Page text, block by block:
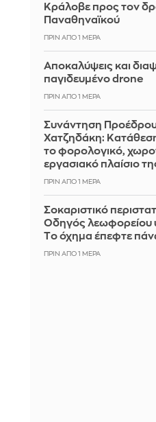
Κράλοβε προς τον
Παναθηναϊκού
ΠΡΙΝ ΑΠΌ 1 ΜΈΡΑ
Αποκαλύψεις και
παγιδευμένο drone
ΠΡΙΝ ΑΠΌ 1 ΜΈΡΑ
Συνάντηση
Χατζηδάκη:
το φορολογικό,
εργασιακό πλαίσιο
ΠΡΙΝ ΑΠΌ 1 ΜΈΡΑ
Σοκαριστικό
Οδηγός λεωφορείου
Tο όχημα έπεφτε
ΠΡΙΝ ΑΠΌ 1 ΜΈΡΑ